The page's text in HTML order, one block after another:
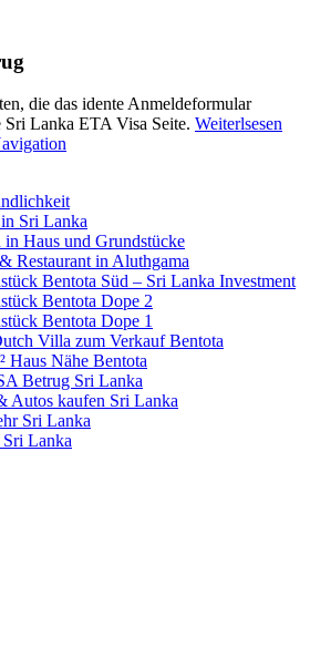
die das idente Anmeldeformular
Lanka ETA Visa Seite. Weiterlsesen
Sri Lanka
in Haus und Grundstücke
Restaurant in Aluthgama
Bentota Süd – Sri Lanka Investment
Bentota Dope 2
Bentota Dope 1
Villa zum Verkauf Bentota
Haus Nähe Bentota
Betrug Sri Lanka
Autos kaufen Sri Lanka
Sri Lanka
Sri Lanka